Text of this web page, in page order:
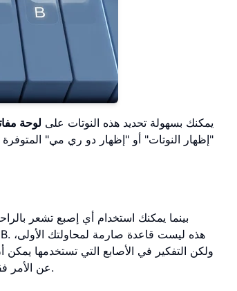
يمكنك بسهولة تحديد هذه النوتات على لوحة
"إظهار النوتات" أو "إظهار دو ري مي"
بينما يمكنك استخدام أي إصبع تشعر
ولكن التفكير في الأصابع التي تستخدمها
عن الأمرواكتساب شعور بالمفاتيح بنفسك.